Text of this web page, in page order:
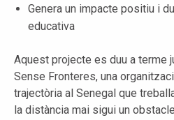
Genera un impacte positiu i
educativa
Aquest projecte es duu a terme
Sense Fronteres, una
trajectòria al Senegal que
la distància mai sigui un